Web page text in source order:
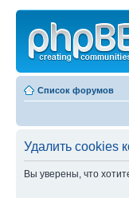
Список форумов
Удалить cookies
Вы уверены, что